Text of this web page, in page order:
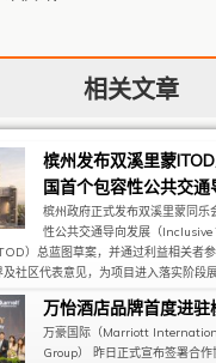
相关文章
槟州发布双溪里蒙
国首个包容性公共交通
槟州政府正式发布双溪里蒙同
性公共交通导向发展（
）总蓝图草案，并通过利益相关者
社区代表意见，为项目进入落实阶段
万怡酒店品牌首度进驻
万豪国际（Marriott
Group） 昨日正式宣布签署合